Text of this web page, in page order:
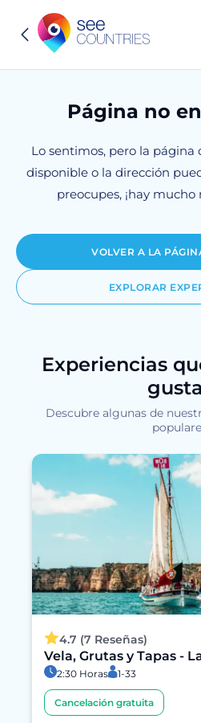
Página no
Lo sentimos, pero la página
disponible o la dirección
preocupes, ¡hay
VOLVER A LA
EXPLORAR
Experiencias
Descubre algunas de
4.7 (7 Reseñas)
Vela, Grutas y Tapas -
2:30 Horas 1-33
Cancelación gratuita